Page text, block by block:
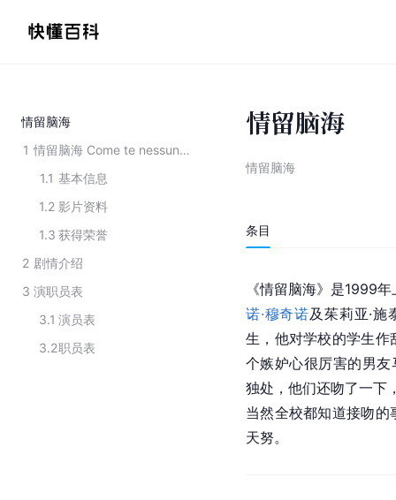
情留脑海
1
情留脑海 Come te nessuno mai
1.1 基本信息
1.2 影片资料
1.3 获得荣誉
2 剧情介绍
3 演职员表
3.1 演员表
3.2职员表
情留脑海
情留脑海
条目
《情留脑海》是1999
诺·穆奇诺及茱莉亚·
生，他对学校的学生作
个嫉妒心很厉害的男
独处，他们还吻了一下
当然全校都知道接吻
天努。